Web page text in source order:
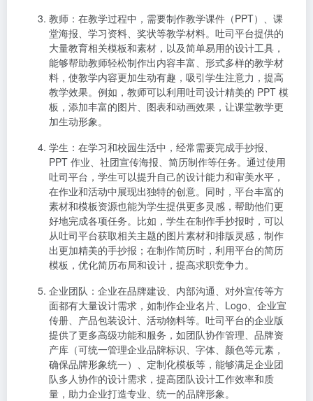
教师 ：在教学过程中，需要制作教学课件（PPT）、课
堂海报、学习资料、奖状等教学材料。吐司平台提供的
大量教育相关模板和素材，以及简单易用的设计工具，
能够帮助教师轻松制作出内容丰富、形式多样的教学材
料，使教学内容更加生动有趣，吸引学生注意力，提高
教学效果。例如，教师可以利用吐司设计精美的 PPT 模
板，添加丰富的图片、图表和动画效果，让课堂教学更
加生动形象。
学生 ：在学习和校园生活中，经常需要完成手抄报、
PPT 作业、社团宣传海报、简历制作等任务。通过使用
吐司平台，学生可以提升自己的设计能力和审美水平，
在作业和活动中展现出独特的创意。同时，平台丰富的
素材和模板资源也能为学生提供更多灵感，帮助他们更
好地完成各项任务。比如，学生在制作手抄报时，可以
从吐司平台获取相关主题的图片素材和排版灵感，制作
出更加精美的手抄报；在制作简历时，利用平台的简历
模板，优化简历布局和设计，提高求职竞争力。
企业团队 ：企业在品牌建设、内部沟通、对外宣传等方
面都有大量设计需求，如制作企业名片、Logo、企业宣
传册、产品包装设计、活动物料等。吐司平台的企业版
提供了更多高级功能和服务，如团队协作管理、品牌资
产库（可统一管理企业品牌标识、字体、颜色等元素，
确保品牌形象统一）、定制化模板等，能够满足企业团
队多人协作的设计需求，提高团队设计工作效率和质
量，助力企业打造专业、统一的品牌形象。